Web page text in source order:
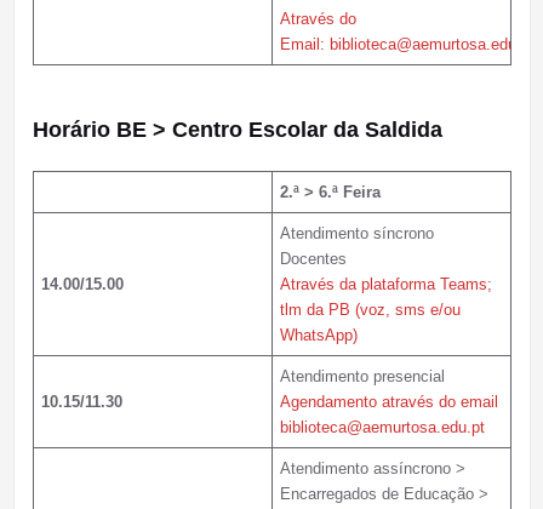
Através do
Email: biblioteca@aemurtosa.edu.pt
Horário BE > Centro Escolar da Saldida
2.ª > 6.ª Feira
14.00/15.00
Atendimento síncrono
Docentes
Através da plataforma Teams;
tlm da PB (voz, sms e/ou
WhatsApp)
10.15/11.30
Atendimento presencial
Agendamento através do email
biblioteca@aemurtosa.edu.pt
Atendimento assíncrono >
Encarregados de Educação >